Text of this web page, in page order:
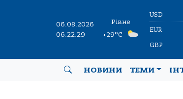
06.08.2026
06:22:30
Рівне
+29°C
USD
EUR
GBP
НОВИНИ ТЕМИ